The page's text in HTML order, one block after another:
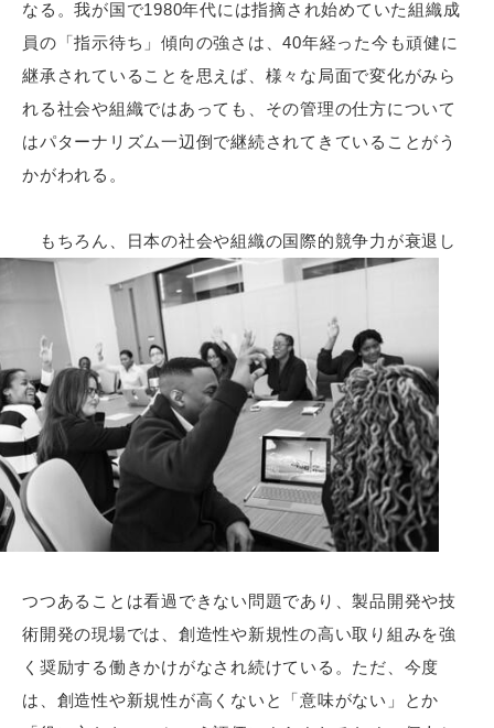
なる。我が国で1980年代には指摘され始めていた組織成
員の「指示待ち」傾向の強さは、40年経った今も頑健に
継承されていることを思えば、様々な局面で変化がみら
れる社会や組織ではあっても、その管理の仕方について
はパターナリズム一辺倒で継続されてきていることがう
かがわれる。
もちろん、日本の社会や組織の国際的競争力が衰退し
つつあることは看過できない問題であり、製品開発や技
術開発の現場では、創造性や新規性の高い取り組みを強
く奨励する働きかけがなされ続けている。ただ、今度
は、創造性や新規性が高くないと「意味がない」とか